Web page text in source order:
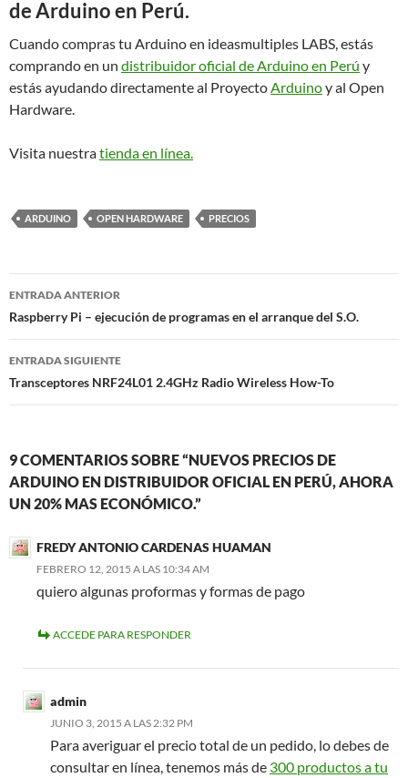
de Arduino en Perú.
Cuando compras tu Arduino en ideasmultiples LABS, estás
comprando en un distribuidor oficial de Arduino en Perú y
estás ayudando directamente al ProyectoArduinoy al Open
Hardware.
Visita nuestratienda en línea.
ARDUINO OPEN HARDWARE PRECIOS
Navegación
de
entradas
ENTRADA ANTERIOR
Raspberry Pi – ejecución de programas en el arranque del S.O.
ENTRADA SIGUIENTE
Transceptores NRF24L01 2.4GHz Radio Wireless How-To
9 COMENTARIOS SOBRE “NUEVOS PRECIOS DE
ARDUINO EN DISTRIBUIDOR OFICIAL EN PERÚ, AHORA
UN 20% MAS ECONÓMICO.”
FREDY ANTONIO CARDENAS HUAMAN
FEBRERO 12, 2015 A LAS 10:34 AM
quiero algunas proformas y formas de pago
ACCEDE PARA RESPONDER
admin
JUNIO 3, 2015 A LAS 2:32 PM
Para averiguar el precio total de un pedido, lo debes de
consultar en línea, tenemos más de 300 productos a tu